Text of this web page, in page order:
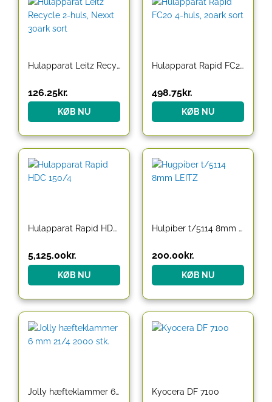
Hulapparat Leitz Recycle 2-huls, Nexxt 30ark sort
126.25kr.
KØB NU
Hulapparat Rapid FC20 4-huls, 20ark sort
498.75kr.
KØB NU
Hulapparat Rapid HDC 150/4
5,125.00kr.
KØB NU
Hulpiber t/5114 8mm LEITZ
200.00kr.
KØB NU
Jolly hæfteklammer 6 mm 21/4 2000 stk. Kyocera DF 7100